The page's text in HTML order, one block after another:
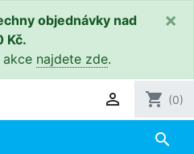
objednávky nad
Kč.
akce najdete zde.
×
 shopping_cart (0)
search